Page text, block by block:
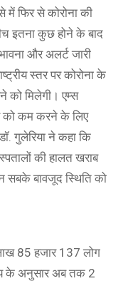
फिर से कोरोना की
इतना कुछ होने के बाद
और अलर्ट जारी
स्तर पर कोरोना के
को मिलेगी। एम्स
को कम करने के लिए
गुलेरिया ने कहा कि
की हालत खराब
सबके बावजूद स्थिति को
85 हजार 137 लोग
के अनुसार अब तक 2